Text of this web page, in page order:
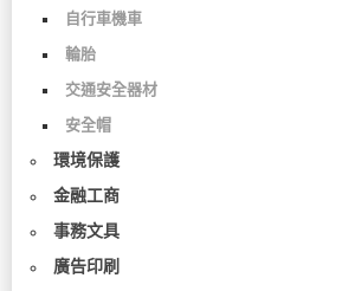
自行車機車
輪胎
交通安全器材
安全帽
環境保護
金融工商
事務文具
廣告印刷